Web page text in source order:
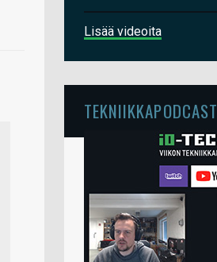
Lisää videoita
TEKNIIKKAPODCAST